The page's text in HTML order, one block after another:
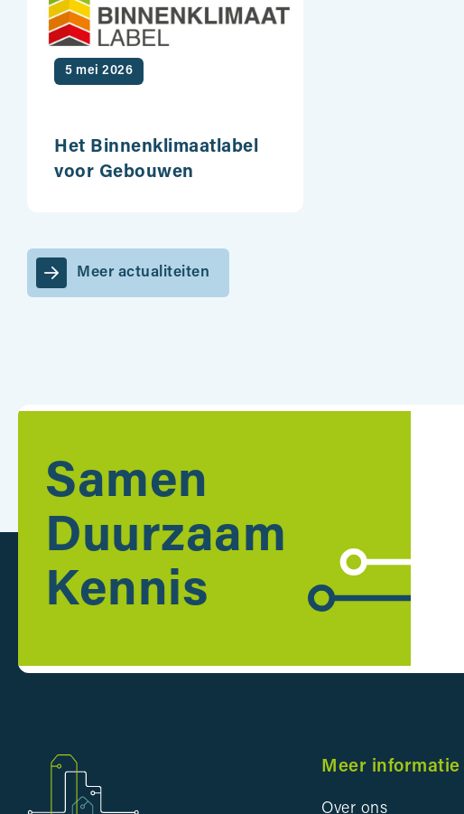
5 mei 2026
Het Binnenklimaatlabel
voor Gebouwen
Meer actualiteiten
Samen
Duurzaam
Kennis
Meer informatie
Over ons